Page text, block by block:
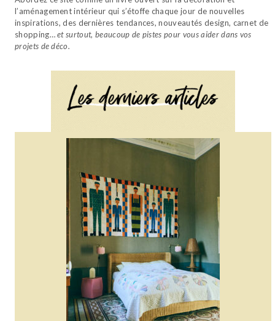
l’aménagement intérieur qui s’étoffe chaque jour de nouvelles
inspirations, des dernières tendances, nouveautés design, carnet de
shopping…et surtout, beaucoup de pistes pour vous aider dans vos
projets de déco.